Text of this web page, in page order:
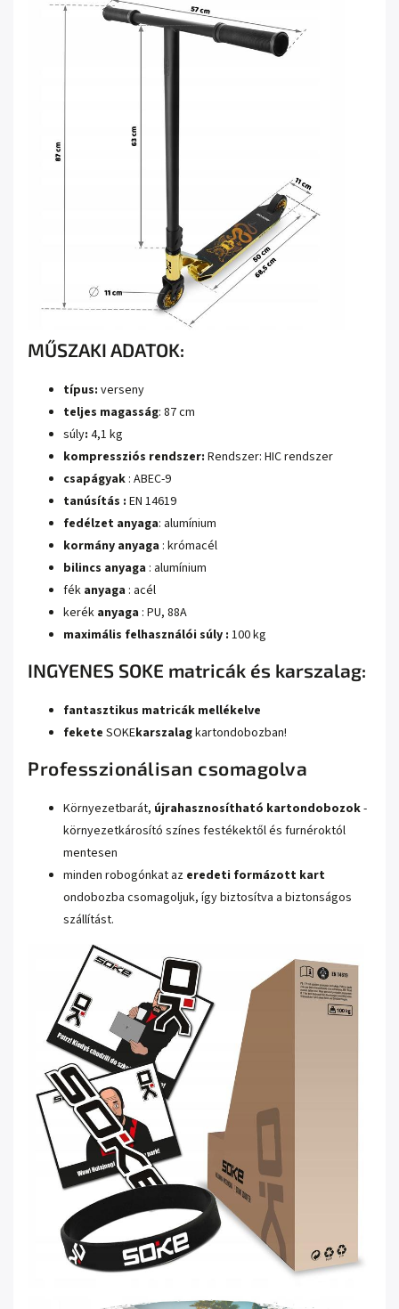
MŰSZAKI ADATOK:
típus: verseny
teljes magasság: 87 cm
súly: 4,1 kg
kompressziós rendszer: Rendszer: HIC rendszer
csapágyak : ABEC-9
tanúsítás : EN 14619
fedélzet anyaga: alumínium
kormány anyaga : krómacél
bilincs anyaga : alumínium
fék anyaga : acél
kerék anyaga : PU, 88A
maximális felhasználói súly : 100 kg
INGYENES SOKE matricák és karszalag:
fantasztikus matricák mellékelve
fekete SOKEkarszalagkartondobozban!
Professzionálisan csomagolva
Környezetbarát, újrahasznosítható kartondobozok-
környezetkárosító színes festékektől és furnéroktól
mentesen
minden robogónkat az eredeti formázott kart
ondobozba csomagoljuk, így biztosítva a biztonságos
szállítást.